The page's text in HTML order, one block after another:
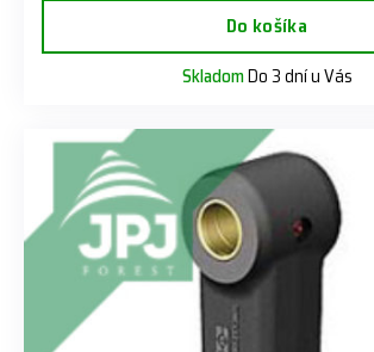
Do košíka
SkladomDo 3 dní u Vás